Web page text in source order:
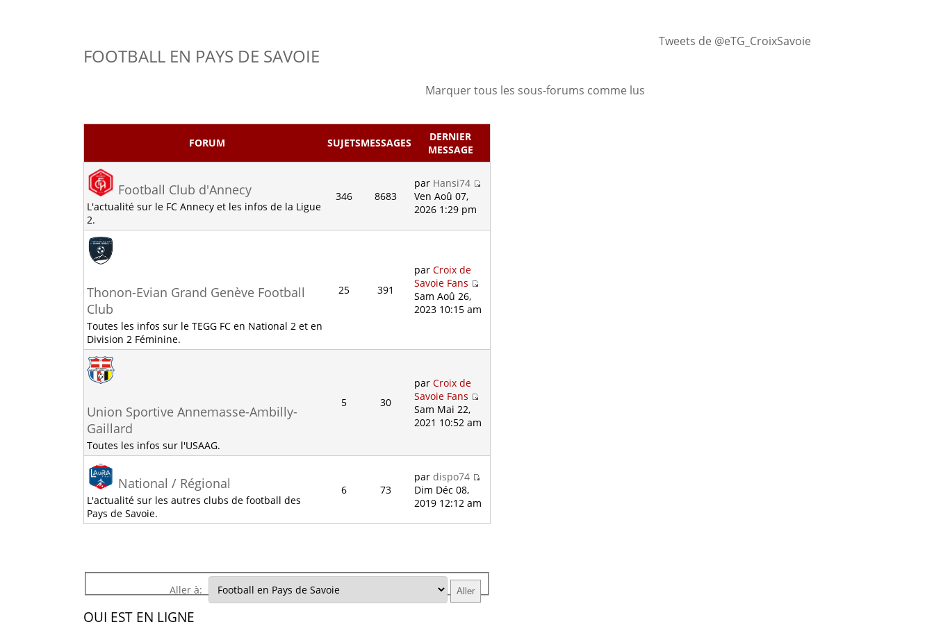
FOOTBALL EN PAYS DE SAVOIE
Marquer tous les sous-forums comme lus
FORUM SUJETSMESSAGES
DERNIER
MESSAGE
Football Club d'Annecy
L'actualité sur le FC Annecy et les infos de la Ligue
2.
346 8683
par Hansi74
Ven Aoû 07,
2026 1:29 pm
Thonon-Evian Grand Genève Football
Club
Toutes les infos sur le TEGG FC en National 2 et en
Division 2 Féminine.
25 391
parCroix de
Savoie Fans
Sam Aoû 26,
2023 10:15 am
Union Sportive Annemasse-Ambilly-
Gaillard
Toutes les infos sur l'USAAG.
5 30
parCroix de
Savoie Fans
Sam Mai 22,
2021 10:52 am
National / Régional
L'actualité sur les autres clubs de football des
Pays de Savoie.
6 73
pardispo74
Dim Déc 08,
2019 12:12 am
Aller à:
QUI EST EN LIGNE
Tweets de @eTG_CroixSavoie